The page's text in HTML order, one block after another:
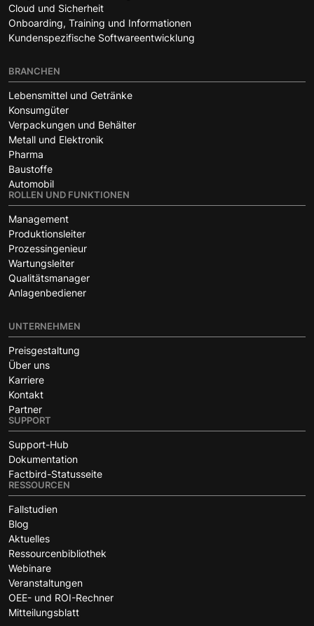
Cloud und Sicherheit
Onboarding, Training und Informationen
Kundenspezifische Softwareentwicklung
BRANCHEN
Lebensmittel und Getränke
Konsumgüter
Verpackungen und Behälter
Metall und Elektronik
Pharma
Baustoffe
Automobil
ROLLEN UND FUNKTIONEN
Management
Produktionsleiter
Prozessingenieur
Wartungsleiter
Qualitätsmanager
Anlagenbediener
UNTERNEHMEN
Preisgestaltung
Über uns
Karriere
Kontakt
Partner
SUPPORT
Support-Hub
Dokumentation
Factbird-Statusseite
RESSOURCEN
Fallstudien
Blog
Aktuelles
Ressourcenbibliothek
Webinare
Veranstaltungen
OEE- und ROI-Rechner
Mitteilungsblatt